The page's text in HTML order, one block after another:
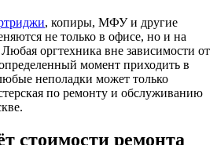
, копиры, МФУ и другие
не только в офисе, но и на
оргтехника вне зависимости от
момент приходить в
неполадки может только
по ремонту и обслуживанию
стоимости ремонта